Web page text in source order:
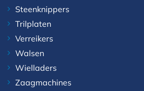
Steenknippers
Trilplaten
Verreikers
Walsen
Wielladers
Zaagmachines